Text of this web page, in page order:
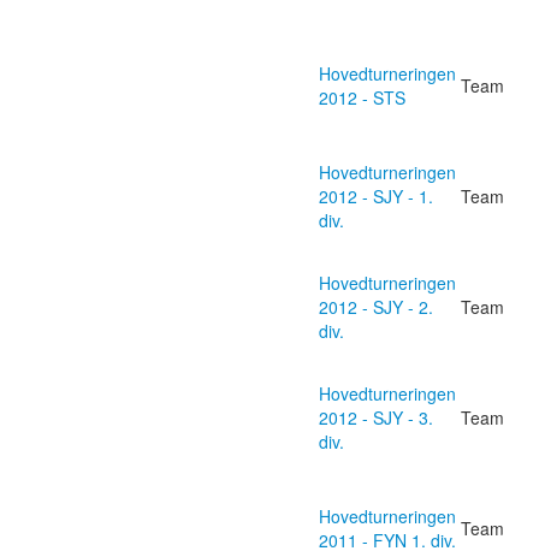
Hovedturneringen
2012 - STS
Team
Hovedturneringen
2012 - SJY - 1.
div.
Team
Hovedturneringen
2012 - SJY - 2.
div.
Team
Hovedturneringen
2012 - SJY - 3.
div.
Team
Hovedturneringen
2011 - FYN 1. div. Team